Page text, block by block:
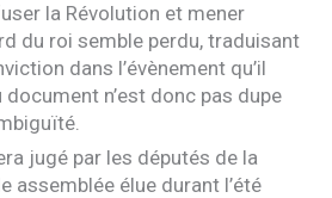
la Révolution et mener
du roi semble perdu, traduisant
dans l’évènement qu’il
document n’est donc pas dupe
jugé par les députés de la
assemblée élue durant l’été